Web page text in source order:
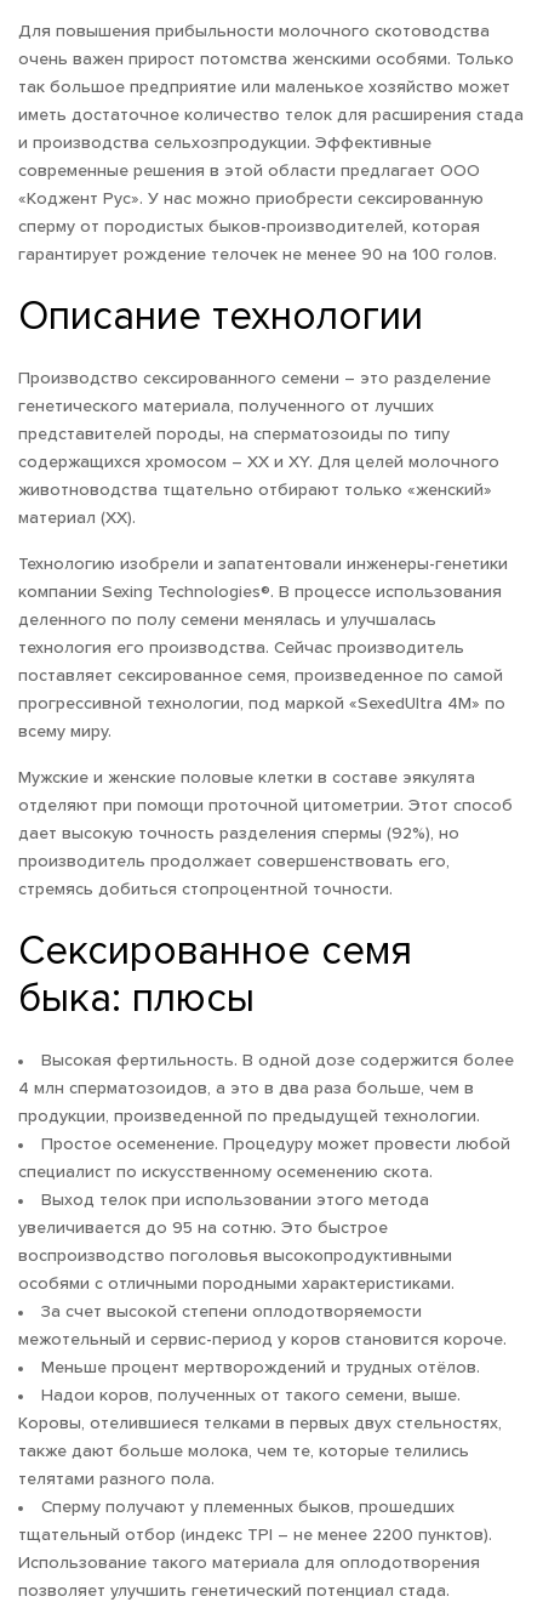
Для повышения прибыльности молочного скотоводства
очень важен прирост потомства женскими особями. Только
так большое предприятие или маленькое хозяйство может
иметь достаточное количество телок для расширения стада
и производства сельхозпродукции. Эффективные
современные решения в этой области предлагает ООО
«Коджент Рус». У нас можно приобрести сексированную
сперму от породистых быков-производителей, которая
гарантирует рождение телочек не менее 90 на 100 голов.
Описание технологии
Производство сексированного семени – это разделение
генетического материала, полученного от лучших
представителей породы, на сперматозоиды по типу
содержащихся хромосом – ХХ и ХY. Для целей молочного
животноводства тщательно отбирают только «женский»
материал (ХХ).
Технологию изобрели и запатентовали инженеры-генетики
компании Sexing Technologies®. В процессе использования
деленного по полу семени менялась и улучшалась
технология его производства. Сейчас производитель
поставляет сексированное семя, произведенное по самой
прогрессивной технологии, под маркой «SexedUltra 4M» по
всему миру.
Мужские и женские половые клетки в составе эякулята
отделяют при помощи проточной цитометрии. Этот способ
дает высокую точность разделения спермы (92%), но
производитель продолжает совершенствовать его,
стремясь добиться стопроцентной точности.
Сексированное семя
быка: плюсы
Высокая фертильность. В одной дозе содержится более
4 млн сперматозоидов, а это в два раза больше, чем в
продукции, произведенной по предыдущей технологии.
Простое осеменение. Процедуру может провести любой
специалист по искусственному осеменению скота.
Выход телок при использовании этого метода
увеличивается до 95 на сотню. Это быстрое
воспроизводство поголовья высокопродуктивными
особями с отличными породными характеристиками.
За счет высокой степени оплодотворяемости
межотельный и сервис-период у коров становится короче.
Меньше процент мертворождений и трудных отёлов.
Надои коров, полученных от такого семени, выше.
Коровы, отелившиеся телками в первых двух стельностях,
также дают больше молока, чем те, которые телились
телятами разного пола.
Сперму получают у племенных быков, прошедших
тщательный отбор (индекс TPI – не менее 2200 пунктов).
Использование такого материала для оплодотворения
позволяет улучшить генетический потенциал стада.